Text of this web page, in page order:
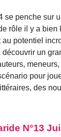
se penche sur
rôle il y a
au potentiel
découvrir un
pour
des
N°13